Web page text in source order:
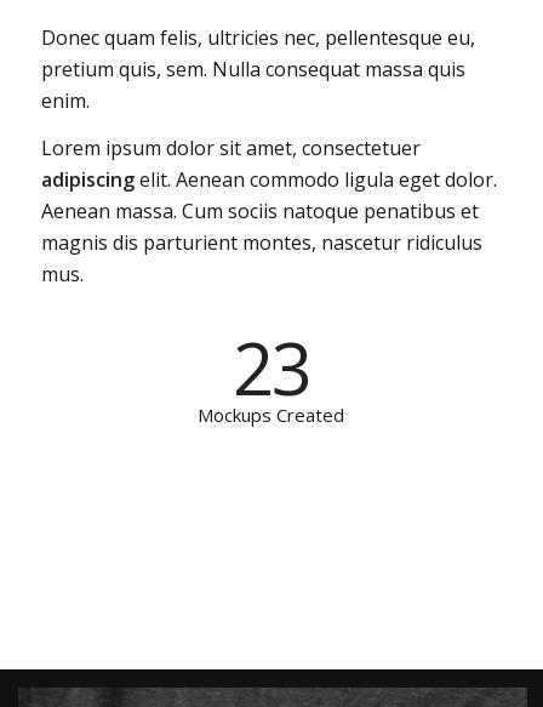
Donec quam felis, ultricies nec, pellentesque eu,
pretium quis, sem. Nulla consequat massa quis
enim.
Lorem ipsum dolor sit amet, consectetuer
adipiscingelit. Aenean commodo ligula eget dolor.
Aenean massa. Cum sociis natoque penatibus et
magnis dis parturient montes, nascetur ridiculus
mus.
23
Mockups Created